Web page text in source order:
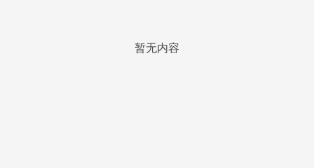
暂无内容